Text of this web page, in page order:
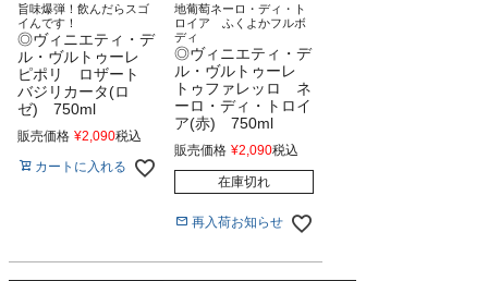
旨味爆弾！飲んだらスゴ
イんです！
◎ヴィニエティ・デ
ル・ヴルトゥーレ
ピポリ ロザート
バジリカータ(ロ
ゼ) 750ml
販売価格 ¥2,090税込
カートに入れる
地葡萄ネーロ・ディ・ト
ロイア ふくよかフルボ
ディ
◎ヴィニエティ・デ
ル・ヴルトゥーレ
トゥファレッロ ネ
ーロ・ディ・トロイ
ア(赤) 750ml
販売価格 ¥2,090税込
在庫切れ
再入荷お知らせ